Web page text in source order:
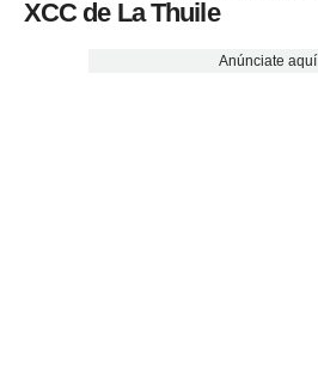
XCC de La Thuile
Anúnciate aquí